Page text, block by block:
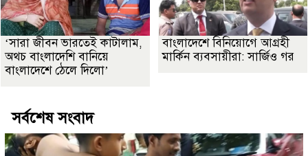
‘সারা জীবন ভারতেই কাটালাম,
অথচ বাংলাদেশি বানিয়ে
বাংলাদেশে ঠেলে দিলো’
বাংলাদেশে বিনিয়োগে আগ্রহী
মার্কিন ব্যবসায়ীরা: সার্জিও গর
সর্বশেষ সংবাদ